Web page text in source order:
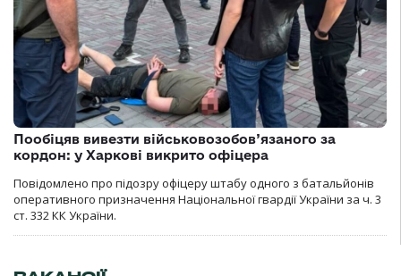
Пообіцяв вивезти військовозобов’язаного за
кордон: у Харкові викрито офіцера
Повідомлено про підозру офіцеру штабу одного з батальйонів
оперативного призначення Національної гвардії України за ч. 3
ст. 332 КК України.